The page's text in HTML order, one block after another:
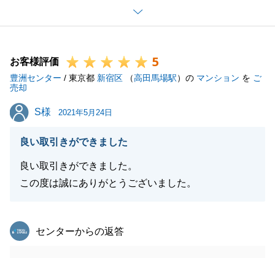
することができました。大変感謝しております。
今後、何かお手伝いできることがございましたら、何
引き続きどうぞ宜しくお願い申し上げます。
お客様評価 5
豊洲センター / 東京都 新宿区 （高田馬場駅）の マンション を ご
売却
S様
S様 2021年5月24日
良い取引きができました
良い取引きができました。
この度は誠にありがとうございました。
東急リバブル
センターからの返答